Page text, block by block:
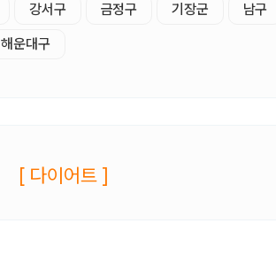
강서구 금정구 기장군 남구
해운대구
[ 다이어트 ]